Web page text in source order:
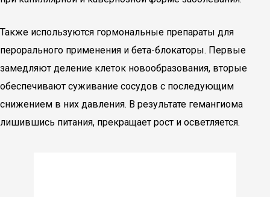
Также используются гормональные препараты для
перорального применения и бета-блокаторы. Первые
замедляют деление клеток новообразования, вторые
обеспечивают суживание сосудов с последующим
снижением в них давления. В результате гемангиома
лишившись питания, прекращает рост и осветляется.